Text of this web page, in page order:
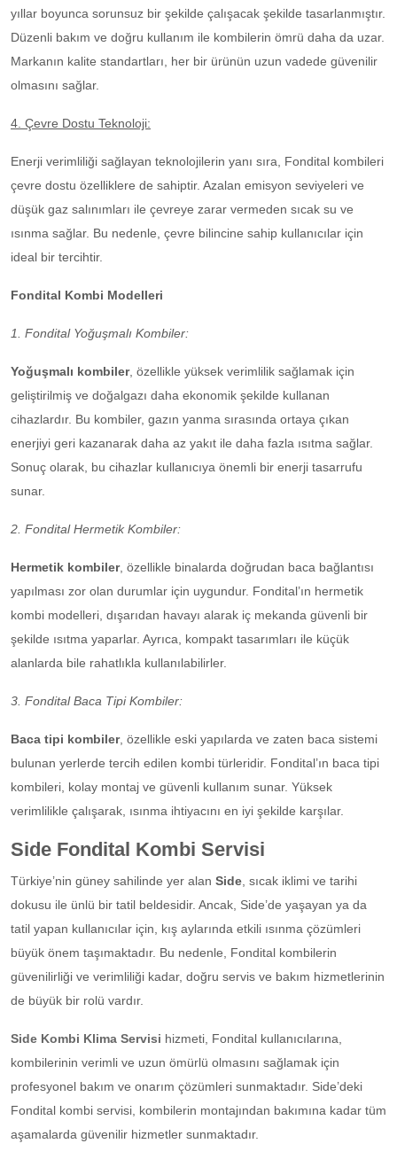
yıllar boyunca sorunsuz bir şekilde çalışacak şekilde tasarlanmıştır.
Düzenli bakım ve doğru kullanım ile kombilerin ömrü daha da uzar.
Markanın kalite standartları, her bir ürünün uzun vadede güvenilir
olmasını sağlar.
4. Çevre Dostu Teknoloji:
Enerji verimliliği sağlayan teknolojilerin yanı sıra, Fondital kombileri
çevre dostu özelliklere de sahiptir. Azalan emisyon seviyeleri ve
düşük gaz salınımları ile çevreye zarar vermeden sıcak su ve
ısınma sağlar. Bu nedenle, çevre bilincine sahip kullanıcılar için
ideal bir tercihtir.
Fondital Kombi Modelleri
1. Fondital Yoğuşmalı Kombiler:
Yoğuşmalı kombiler, özellikle yüksek verimlilik sağlamak için
geliştirilmiş ve doğalgazı daha ekonomik şekilde kullanan
cihazlardır. Bu kombiler, gazın yanma sırasında ortaya çıkan
enerjiyi geri kazanarak daha az yakıt ile daha fazla ısıtma sağlar.
Sonuç olarak, bu cihazlar kullanıcıya önemli bir enerji tasarrufu
sunar.
2. Fondital Hermetik Kombiler:
Hermetik kombiler, özellikle binalarda doğrudan baca bağlantısı
yapılması zor olan durumlar için uygundur. Fondital’ın hermetik
kombi modelleri, dışarıdan havayı alarak iç mekanda güvenli bir
şekilde ısıtma yaparlar. Ayrıca, kompakt tasarımları ile küçük
alanlarda bile rahatlıkla kullanılabilirler.
3. Fondital Baca Tipi Kombiler:
Baca tipi kombiler, özellikle eski yapılarda ve zaten baca sistemi
bulunan yerlerde tercih edilen kombi türleridir. Fondital’ın baca tipi
kombileri, kolay montaj ve güvenli kullanım sunar. Yüksek
verimlilikle çalışarak, ısınma ihtiyacını en iyi şekilde karşılar.
Side Fondital Kombi Servisi
Türkiye’nin güney sahilinde yer alan Side, sıcak iklimi ve tarihi
dokusu ile ünlü bir tatil beldesidir. Ancak, Side’de yaşayan ya da
tatil yapan kullanıcılar için, kış aylarında etkili ısınma çözümleri
büyük önem taşımaktadır. Bu nedenle, Fondital kombilerin
güvenilirliği ve verimliliği kadar, doğru servis ve bakım hizmetlerinin
de büyük bir rolü vardır.
Side Kombi Klima Servisi hizmeti, Fondital kullanıcılarına,
kombilerinin verimli ve uzun ömürlü olmasını sağlamak için
profesyonel bakım ve onarım çözümleri sunmaktadır. Side’deki
Fondital kombi servisi, kombilerin montajından bakımına kadar tüm
aşamalarda güvenilir hizmetler sunmaktadır.